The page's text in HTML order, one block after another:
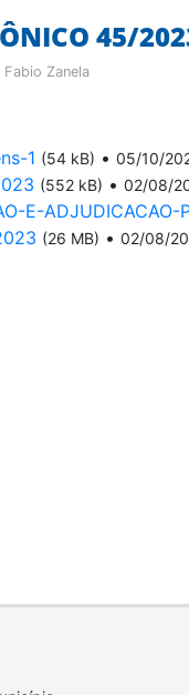
45/
Fabio Zanela
1 (54 kB) • 05/10/
(552 kB) • 02/08/
E-
(26 MB) • 02/08/